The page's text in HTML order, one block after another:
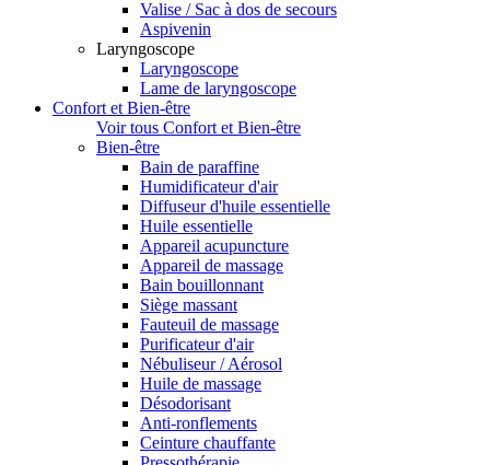
Valise / Sac à dos de secours
Aspivenin
Laryngoscope
Laryngoscope
Lame de laryngoscope
Confort et Bien-être
Voir tous Confort et Bien-être
Bien-être
Bain de paraffine
Humidificateur d'air
Diffuseur d'huile essentielle
Huile essentielle
Appareil acupuncture
Appareil de massage
Bain bouillonnant
Siège massant
Fauteuil de massage
Purificateur d'air
Nébuliseur / Aérosol
Huile de massage
Désodorisant
Anti-ronflements
Ceinture chauffante